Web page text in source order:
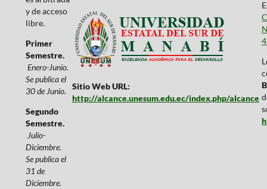
y de acceso
libre.
Primer
Semestre.
Enero-Junio.
Se publica el
30 de Junio.
Segundo
Semestre.
Julio-
Diciembre.
Se publica el
31 de
Diciembre.
Sitio Web URL:
http://alcance.unesum.edu.ec/index.php/alcance